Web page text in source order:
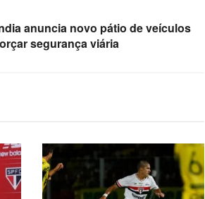
anuncia novo pátio de veículos
segurança viária